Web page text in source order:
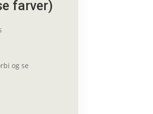
farver)
og se